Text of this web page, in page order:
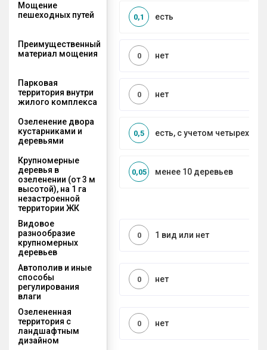
Мощение
пешеходных путей
есть
0,1
Преимущественный
материал мощения
нет
0
Парковая
территория внутри
жилого комплекса
нет
0
Озеленение двора
кустарниками и
деревьями
есть, с учетом четырех
0,5
Крупномерные
деревья в
озеленении (от 3 м
высотой), на 1 га
незастроенной
территории ЖК
менее 10 деревьев
0,05
Видовое
разнообразие
крупномерных
деревьев
1 вид или нет
0
Автополив и иные
способы
регулирования
влаги
нет
0
Озелененная
территория с
ландшафтным
дизайном
нет
0